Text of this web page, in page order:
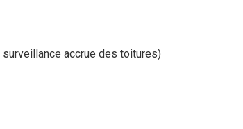
accrue des toitures)